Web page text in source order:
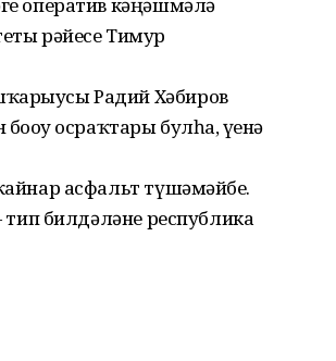
рәйесе Тимур
Радий Хәбиров
осраҡтары булһа, үҙенә
асфальт түшәмәйбеҙ.
билдәләне республика